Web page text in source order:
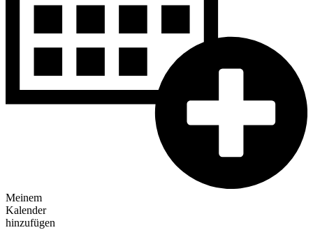
Meinem
Kalender
hinzufügen